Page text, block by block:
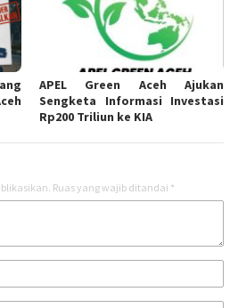
APEL Green Aceh Ajukan
Sengketa Informasi Investasi
Rp200 Triliun ke KIA
Ruas yang wajib ditandai *